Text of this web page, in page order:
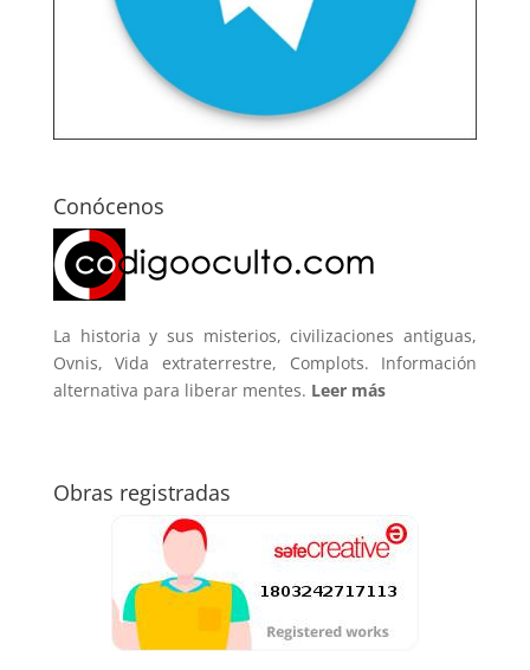
Conócenos
La historia y sus misterios, civilizaciones antiguas,
Ovnis, Vida extraterrestre, Complots. Información
alternativa para liberar mentes. Leer más
Obras registradas